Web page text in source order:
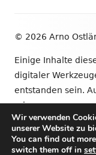
© 2026 Arno
Einige Inhalte
digitaler
entstanden sein.
mir.
•VerwendetTiny
Wir verwenden
unserer Website zu
You can find out
switch them off in